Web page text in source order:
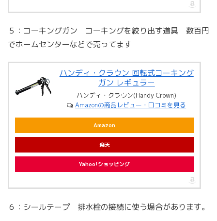
５：コーキングガン コーキングを絞り出す道具 数百円
でホームセンターなどで売ってます
ハンディ・クラウン 回転式コーキング
ガン レギュラー
ハンディ・クラウン(Handy Crown)
Amazonの商品レビュー・口コミを見る
Amazon
楽天
Yahoo!ショッピング
６：シールテープ 排水栓の接続に使う場合があります。